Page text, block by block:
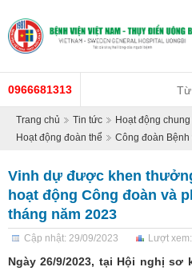
0966681313
Trang chủ Tin tức
Hoạt động
Hoạt động đoàn thể
Công đoàn Bệnh
Vinh dự được khen
hoạt động Công đoàn và
tháng năm 2023
Cập nhật: 29/09/2023 Lượt
Ngày 26/9/2023, tại Hội nghị